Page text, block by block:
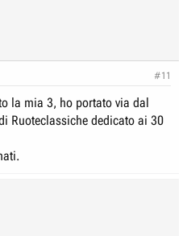
#11
la mia 3, ho portato via dal
Ruoteclassiche dedicato ai 30